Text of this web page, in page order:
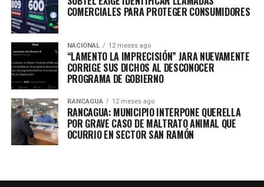
COMERCIALES PARA PROTEGER CONSUMIDORES
NACIONAL 12 meses ago
“LAMENTO LA IMPRECISIÓN” JARA NUEVAMENTE
CORRIGE SUS DICHOS AL DESCONOCER
PROGRAMA DE GOBIERNO
RANCAGUA 12 meses ago
RANCAGUA: MUNICIPIO INTERPONE QUERELLA
POR GRAVE CASO DE MALTRATO ANIMAL QUE
OCURRIO EN SECTOR SAN RAMÓN